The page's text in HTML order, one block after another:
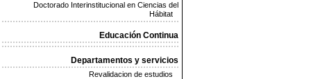
Doctorado Interinstitucional en Ciencias del
Hábitat
Educación Continua
Departamentos y servicios
Revalidacion de estudios